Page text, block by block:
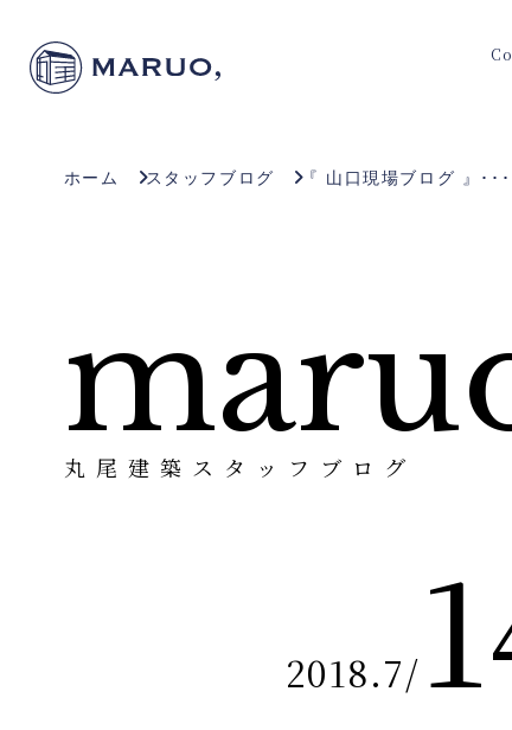
ホーム スタッフブログ 『 山口現場ブログ 』･･
丸尾建築スタッフブログ
2018.7/